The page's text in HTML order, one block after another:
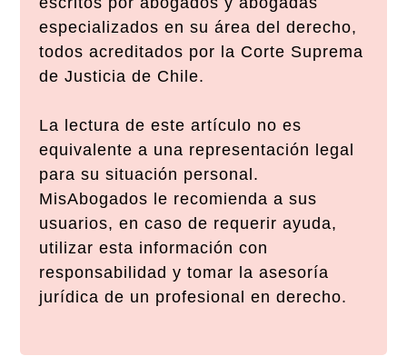
especializados en su área del derecho,
todos acreditados por la Corte Suprema
de Justicia de Chile.
La lectura de este artículo no es
equivalente a una representación legal
para su situación personal.
MisAbogados le recomienda a sus
usuarios, en caso de requerir ayuda,
utilizar esta información con
responsabilidad y tomar la asesoría
jurídica de un profesional en derecho.